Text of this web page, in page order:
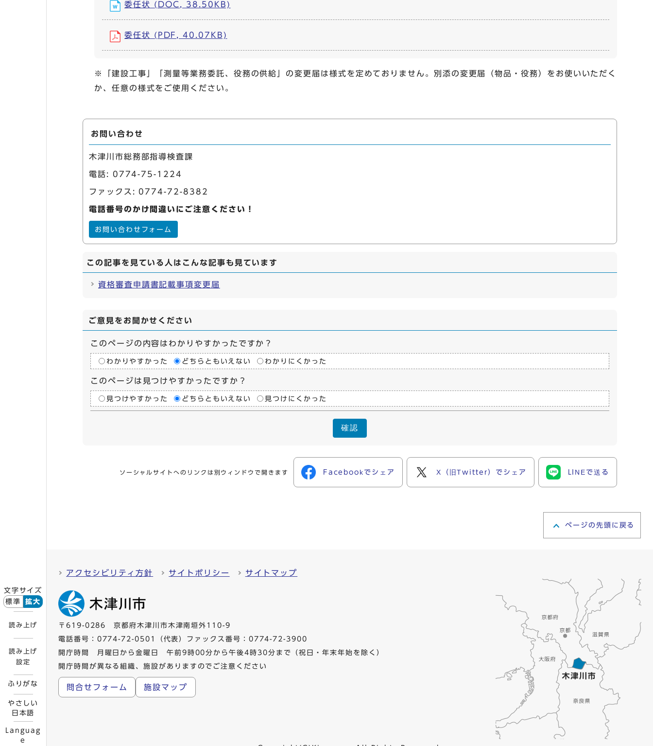
文字サイズ
標準
拡大
読み上げ
読み上げ
設定
ふりがな
やさしい
日本語
Languag
e
委任状 (DOC, 38.50KB)
委任状 (PDF, 40.07KB)
※「建設工事」「測量等業務委託、役務の供給」の変更届は様式を定めておりません。別添の変更届（物品・役務）をお使いいただく
か、任意の様式をご使用ください。
お問い合わせ
木津川市総務部指導検査課
電話: 0774-75-1224
ファックス: 0774-72-8382
電話番号のかけ間違いにご注意ください！
お問い合わせフォーム
この記事を見ている人はこんな記事も見ています
資格審査申請書記載事項変更届
ご意見をお聞かせください
このページの内容はわかりやすかったですか？
わかりやすかった どちらともいえない わかりにくかった
このページは見つけやすかったですか？
見つけやすかった どちらともいえない 見つけにくかった
確認
ソーシャルサイトへのリンクは別ウィンドウで開きます Facebookでシェア X（旧Twitter）でシェア LINEで送る
ページの先頭に戻る
アクセシビリティ方針 サイトポリシー サイトマップ
〒619-0286 京都府木津川市木津南垣外110-9
電話番号： 0774-72-0501
（代表）ファックス番号：0774-72-3900
開庁時間 月曜日から金曜日 午前9時00分から午後4時30分まで（祝日・年末年始を除く）
開庁時間が異なる組織、施設がありますのでご注意ください
問合せフォーム 施設マップ